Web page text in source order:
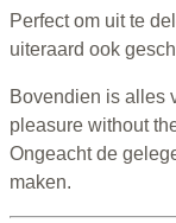
Perfect om uit te
uiteraard ook
Bovendien is alles
pleasure without
Ongeacht de
maken.